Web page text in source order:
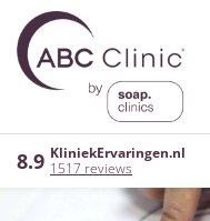
8.9 KliniekErvaringen.nl
1517 reviews